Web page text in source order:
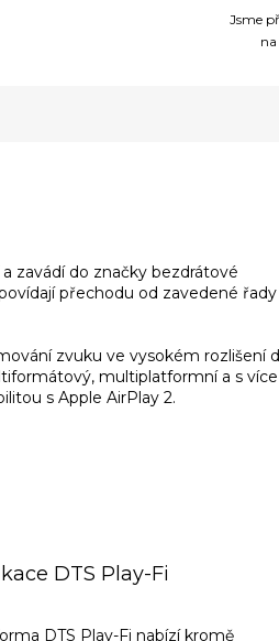
Jsme
zavádí do značky bezdrátové
přechodu od zavedené řady
zvuku ve vysokém rozlišení
multiplatformní a s více
s Apple AirPlay 2.
DTS Play-Fi
DTS Play-Fi nabízí kromě